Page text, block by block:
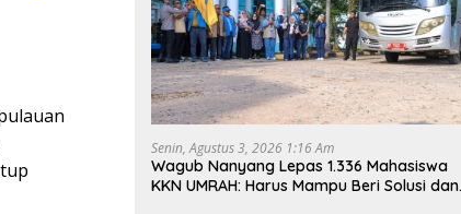
Senin, Agustus 3, 2026 1:16 Am
Wagub Nanyang Lepas 1.336 Mahasiswa
KKN UMRAH: Harus Mampu Beri Solusi dan